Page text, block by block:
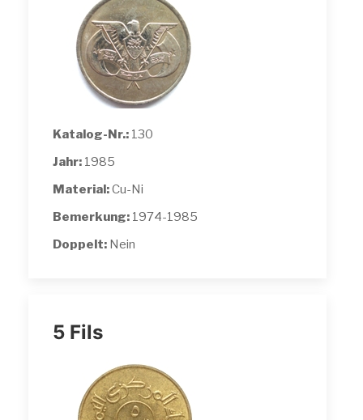
Katalog-Nr.: 130
Jahr: 1985
Material:Cu-Ni
Bemerkung: 1974-1985
Doppelt: Nein
5 Fils